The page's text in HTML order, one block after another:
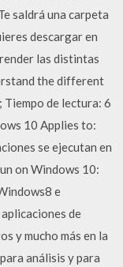
saldrá una carpeta
descargar en
las distintas
the different
de lectura: 6
10 Applies to:
se ejecutan en
on Windows 10:
e
de
y mucho más en la
análisis y para